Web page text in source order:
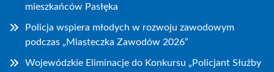
mieszkańców Pasłęka
Policja wspiera młodych w rozwoju zawodowym
podczas „Miasteczka Zawodów 2026”
Wojewódzkie Eliminacje do Konkursu „Policjant Służby